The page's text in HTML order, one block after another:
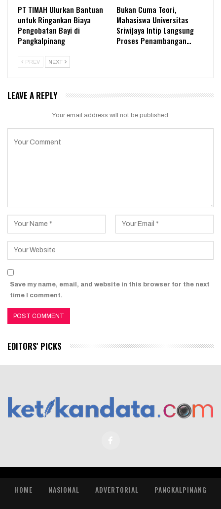
PT TIMAH Ulurkan Bantuan
untuk Ringankan Biaya
Pengobatan Bayi di
Pangkalpinang
Bukan Cuma Teori,
Mahasiswa Universitas
Sriwijaya Intip Langsung
Proses Penambangan…
PREV NEXT
LEAVE A REPLY
Your email address will not be published.
Save my name, email, and website in this browser for the next
time I comment.
EDITORS' PICKS
HOME NASIONAL ADVERTORIAL PANGKALPINANG